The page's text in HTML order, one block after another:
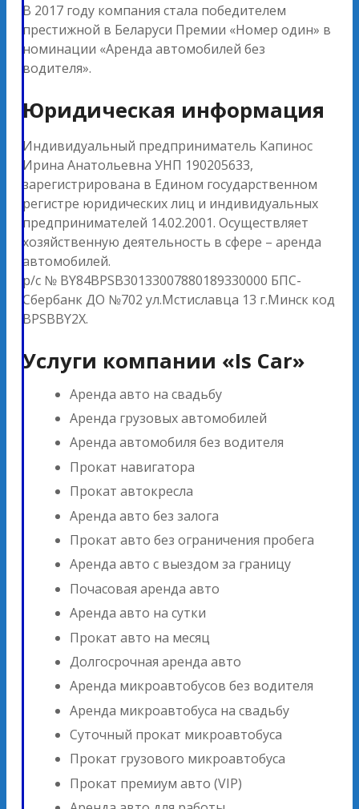
В 2017 году компания стала победителем
престижной в Беларуси Премии «Номер один» в
номинации «Аренда автомобилей без
водителя».
Юридическая информация
Индивидуальный предприниматель Капинос
Ирина Анатольевна УНП 190205633,
зарегистрирована в Едином государственном
регистре юридических лиц и индивидуальных
предпринимателей 14.02.2001. Осуществляет
хозяйственную деятельность в сфере – аренда
автомобилей.
р/с № BY84BPSB30133007880189330000 БПС-
Сбербанк ДО №702 ул.Мстиславца 13 г.Минск код
BPSBBY2X.
Услуги компании «Is Car»
Аренда авто на свадьбу
Аренда грузовых автомобилей
Аренда автомобиля без водителя
Прокат навигатора
Прокат автокресла
Аренда авто без залога
Прокат авто без ограничения пробега
Аренда авто с выездом за границу
Почасовая аренда авто
Аренда авто на сутки
Прокат авто на месяц
Долгосрочная аренда авто
Аренда микроавтобусов без водителя
Аренда микроавтобуса на свадьбу
Суточный прокат микроавтобуса
Прокат грузового микроавтобуса
Прокат премиум авто (VIP)